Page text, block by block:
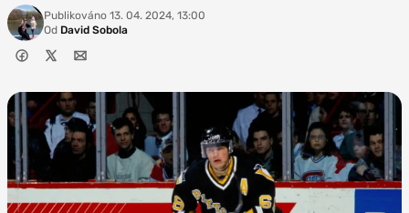
Publikováno 13. 04. 2024, 13:00
Od David Sobola